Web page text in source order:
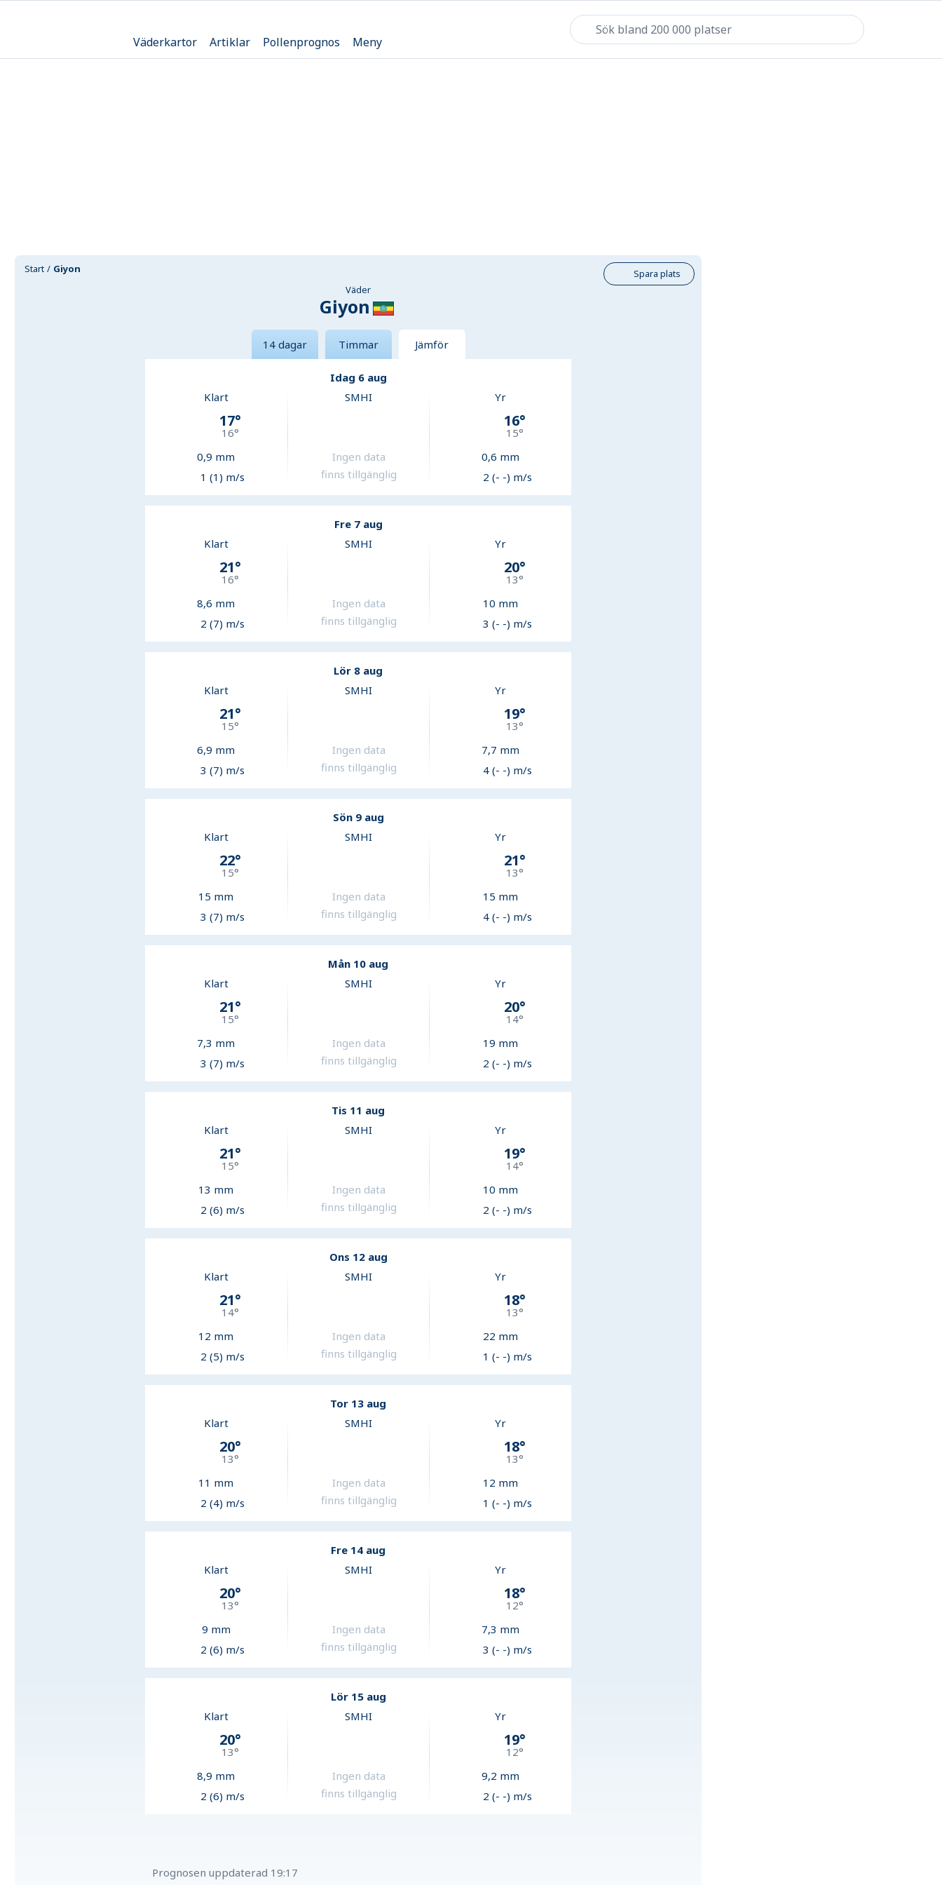
Väderkartor Artiklar Pollenprognos Meny
Start Giyon
Spara plats
Väder
Giyon
14 dagar Timmar Jämför
Idag 6 aug
Klart
17°
16°
0,9 mm
1 (1) m/s
SMHI
Ingen data
finns tillgänglig
Yr
16°
15°
0,6 mm
2 (- -) m/s
Fre 7 aug
Klart
21°
16°
8,6 mm
2 (7) m/s
SMHI
Ingen data
finns tillgänglig
Yr
20°
13°
10 mm
3 (- -) m/s
Lör 8 aug
Klart
21°
15°
6,9 mm
3 (7) m/s
SMHI
Ingen data
finns tillgänglig
Yr
19°
13°
7,7 mm
4 (- -) m/s
Sön 9 aug
Klart
22°
15°
15 mm
3 (7) m/s
SMHI
Ingen data
finns tillgänglig
Yr
21°
13°
15 mm
4 (- -) m/s
Mån 10 aug
Klart
21°
15°
7,3 mm
3 (7) m/s
SMHI
Ingen data
finns tillgänglig
Yr
20°
14°
19 mm
2 (- -) m/s
Tis 11 aug
Klart
21°
15°
13 mm
2 (6) m/s
SMHI
Ingen data
finns tillgänglig
Yr
19°
14°
10 mm
2 (- -) m/s
Ons 12 aug
Klart
21°
14°
12 mm
2 (5) m/s
SMHI
Ingen data
finns tillgänglig
Yr
18°
13°
22 mm
1 (- -) m/s
Tor 13 aug
Klart
20°
13°
11 mm
2 (4) m/s
SMHI
Ingen data
finns tillgänglig
Yr
18°
13°
12 mm
1 (- -) m/s
Fre 14 aug
Klart
20°
13°
9 mm
2 (6) m/s
SMHI
Ingen data
finns tillgänglig
Yr
18°
12°
7,3 mm
3 (- -) m/s
Lör 15 aug
Klart
20°
13°
8,9 mm
2 (6) m/s
SMHI
Ingen data
finns tillgänglig
Yr
19°
12°
9,2 mm
2 (- -) m/s
Prognosen uppdaterad 19:17